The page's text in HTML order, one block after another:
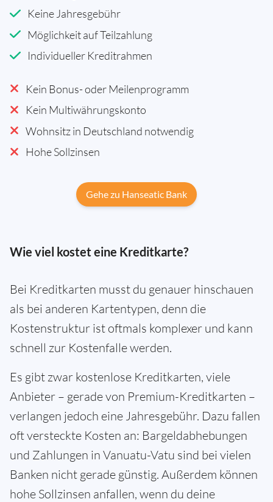
Keine Jahresgebühr
Möglichkeit auf Teilzahlung
Individueller Kreditrahmen
Kein Bonus- oder Meilenprogramm
Kein Multiwährungskonto
Wohnsitz in Deutschland notwendig
Hohe Sollzinsen
Gehe zu Hanseatic Bank
Wie viel kostet eine Kreditkarte?
Bei Kreditkarten musst du genauer hinschauen
als bei anderen Kartentypen, denn die
Kostenstruktur ist oftmals komplexer und kann
schnell zur Kostenfalle werden.
Es gibt zwar kostenlose Kreditkarten, viele
Anbieter – gerade von Premium-Kreditkarten –
verlangen jedoch eine Jahresgebühr. Dazu fallen
oft versteckte Kosten an: Bargeldabhebungen
und Zahlungen in Vanuatu-Vatu sind bei vielen
Banken nicht gerade günstig. Außerdem können
hohe Sollzinsen anfallen, wenn du deine